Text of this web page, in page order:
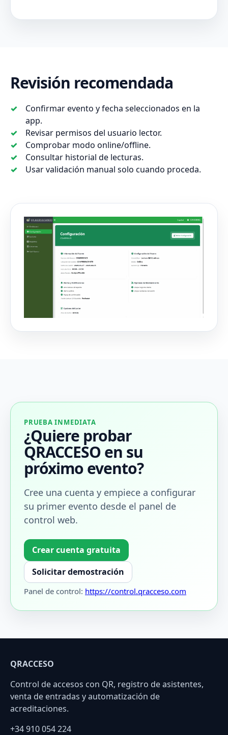
Revisión recomendada
Confirmar evento y fecha seleccionados en la
app.
Revisar permisos del usuario lector.
Comprobar modo online/offline.
Consultar historial de lecturas.
Usar validación manual solo cuando proceda.
PRUEBA INMEDIATA
¿Quiere probar
QRACCESO en su
próximo evento?
Cree una cuenta y empiece a configurar
su primer evento desde el panel de
control web.
Crear cuenta gratuita
Solicitar demostración
Panel de control: https://control.qracceso.com
QRACCESO
Control de accesos con QR, registro de asistentes,
venta de entradas y automatización de
acreditaciones.
+34 910 054 224